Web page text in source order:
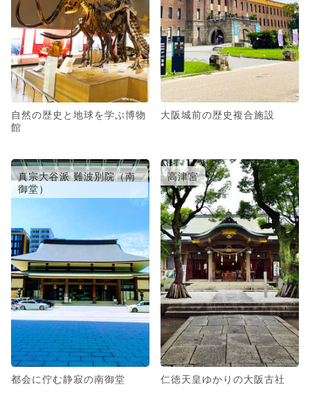
自然の歴史と地球を学ぶ博物
館
大阪城前の歴史複合施設
真宗大谷派 難波別院（南
御堂）
都会に佇む静寂の南御堂
高津宮
仁徳天皇ゆかりの大阪古社